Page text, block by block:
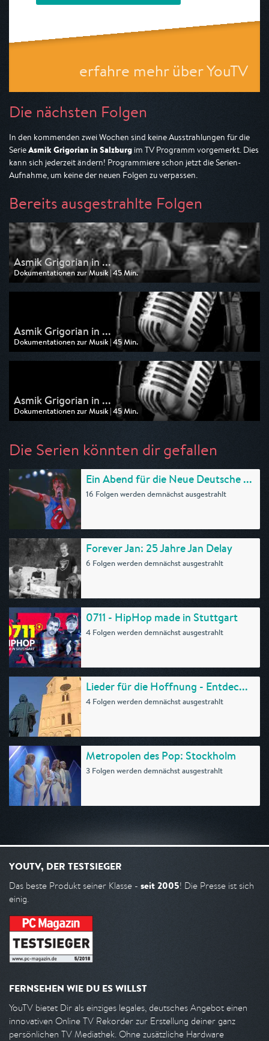
erfahre mehr über YouTV
Die nächsten Folgen
In den kommenden zwei Wochen sind keine Ausstrahlungen für die
SerieAsmik Grigorian in Salzburg im TV Programm vorgemerkt. Dies
kann sich jederzeit ändern! Programmiere schon jetzt die Serien-
Aufnahme, um keine der neuen Folgen zu verpassen.
Bereits ausgestrahlte Folgen
Asmik Grigorian in ...
Dokumentationen zur Musik | 45 Min.
Ausgestrahlt von arte
am 10.05.2026, 17:40
Asmik Grigorian in ...
Dokumentationen zur Musik | 45 Min.
Ausgestrahlt von SWR
am 20.07.2025, 11:15
Asmik Grigorian in ...
Dokumentationen zur Musik | 45 Min.
Ausgestrahlt von SR Fernsehen
Die Serien könnten dir gefallen
Ein Abend für die Neue Deutsche ...
16 Folgen werden demnächst ausgestrahlt
Forever Jan: 25 Jahre Jan Delay
6 Folgen werden demnächst ausgestrahlt
0711 - HipHop made in Stuttgart
4 Folgen werden demnächst ausgestrahlt
Lieder für die Hoffnung - Entdec...
4 Folgen werden demnächst ausgestrahlt
Metropolen des Pop: Stockholm
3 Folgen werden demnächst ausgestrahlt
YOUTV, DER TESTSIEGER
Das beste Produkt seiner Klasse - seit 2005! Die Presse ist sich
einig.
FERNSEHEN WIE DU ES WILLST
YouTV bietet Dir als einziges legales, deutsches Angebot einen
innovativen Online TV Rekorder zur Erstellung deiner ganz
persönlichen TV Mediathek. Ohne zusätzliche Hardware